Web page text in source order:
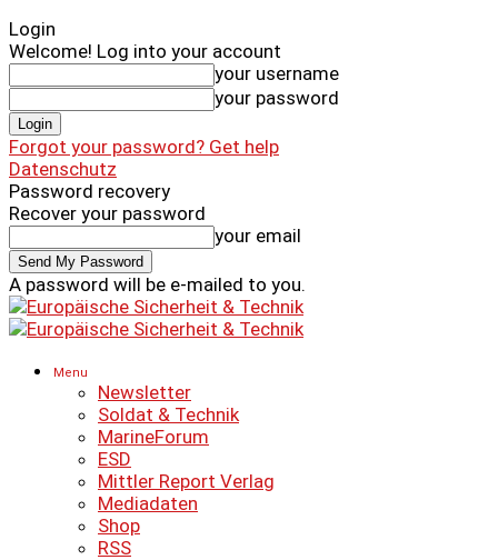
Login
Welcome! Log into your account
your username
your password
Forgot your password? Get help
Datenschutz
Password recovery
Recover your password
your email
A password will be e-mailed to you.
Menu
Newsletter
Soldat & Technik
MarineForum
ESD
Mittler Report Verlag
Mediadaten
Shop
RSS